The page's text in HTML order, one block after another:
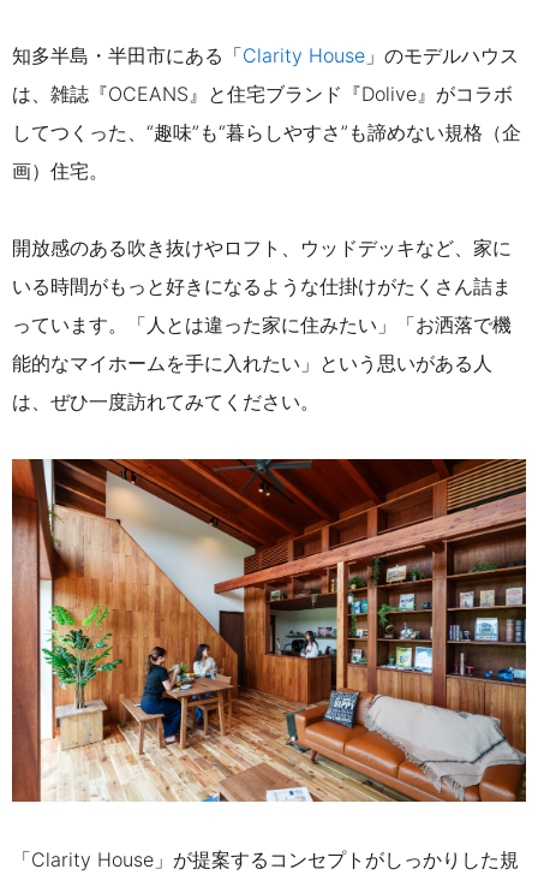
知多半島・半田市にある「Clarity House 」のモデルハウス
は、雑誌『OCEANS』と住宅ブランド『Dolive』がコラボ
してつくった、“趣味”も“暮らしやすさ”も諦めない規格（企
画）住宅。
開放感のある吹き抜けやロフト、ウッドデッキなど、家に
いる時間がもっと好きになるような仕掛けがたくさん詰ま
っています。「人とは違った家に住みたい」「お洒落で機
能的なマイホームを手に入れたい」という思いがある人
は、ぜひ一度訪れてみてください。
「Clarity House」が提案するコンセプトがしっかりした規